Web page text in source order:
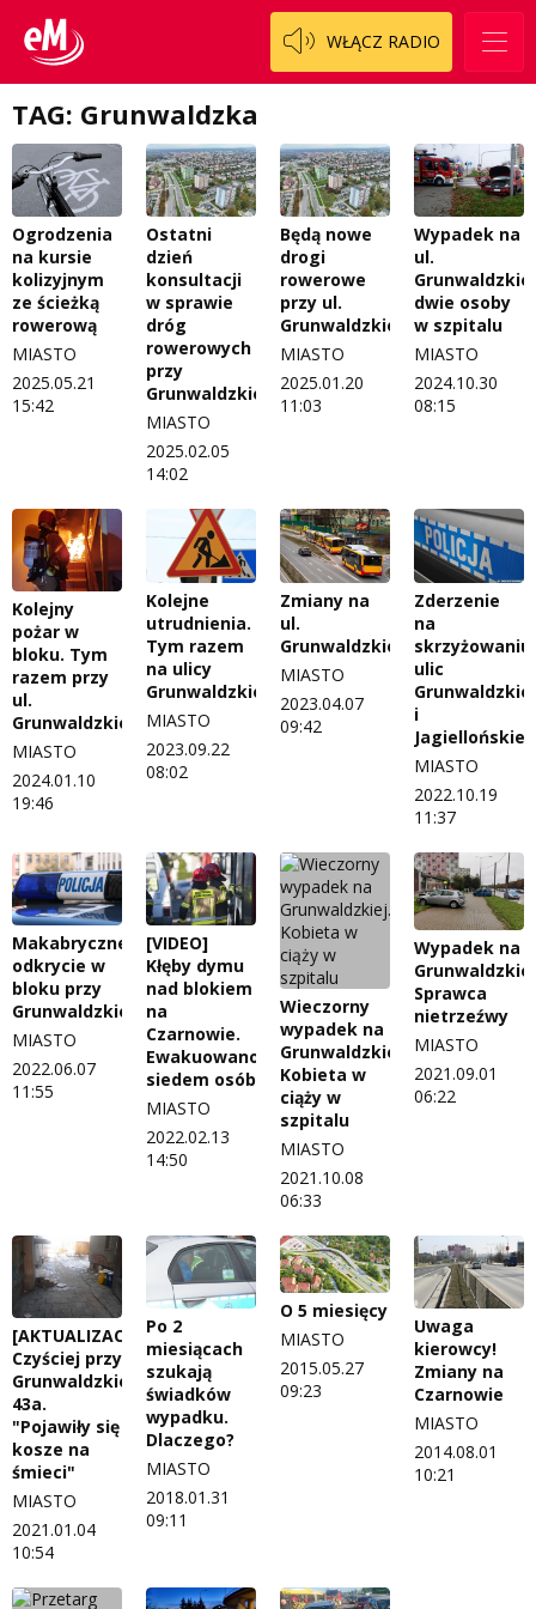
WŁĄCZ RADIO
TAG: Grunwaldzka
Ogrodzenia
na kursie
kolizyjnym
ze ścieżką
rowerową
MIASTO
2025.05.21
15:42
Ostatni
dzień
konsultacji
w sprawie
dróg
rowerowych
przy
Grunwaldzkiej
MIASTO
2025.02.05
14:02
Będą nowe
drogi
rowerowe
przy ul.
Grunwaldzkiej
MIASTO
2025.01.20
11:03
Wypadek na
ul.
dwie osoby
w szpitalu
MIASTO
2024.10.30
08:15
Kolejny
pożar w
bloku. Tym
razem przy
ul.
Grunwaldzkiej
MIASTO
2024.01.10
19:46
Kolejne
utrudnienia.
Tym razem
na ulicy
Grunwaldzkiej
MIASTO
2023.09.22
08:02
Zmiany na
ul.
Grunwaldzkiej
MIASTO
2023.04.07
09:42
Zderzenie
na
skrzyżowaniu
ulic
Grunwaldzkiej
i
Jagiellońskiej
MIASTO
2022.10.19
11:37
Makabryczne
odkrycie w
bloku przy
Grunwaldzkiej
MIASTO
2022.06.07
11:55
[VIDEO]
Kłęby dymu
nad blokiem
na
Czarnowie.
Ewakuowano
siedem osób
MIASTO
2022.02.13
14:50
Wieczorny
wypadek na
Grunwaldzkiej.
Kobieta w
ciąży w
szpitalu
MIASTO
2021.10.08
06:33
Wypadek na
Sprawca
nietrzeźwy
MIASTO
2021.09.01
06:22
[AKTUALIZACJA]
Czyściej przy
Grunwaldzkiej
43a.
"Pojawiły się
kosze na
śmieci"
MIASTO
2021.01.04
10:54
Po 2
miesiącach
szukają
świadków
wypadku.
Dlaczego?
MIASTO
2018.01.31
09:11
O 5 miesięcy
MIASTO
2015.05.27
09:23
Uwaga
kierowcy!
Zmiany na
Czarnowie
MIASTO
2014.08.01
10:21